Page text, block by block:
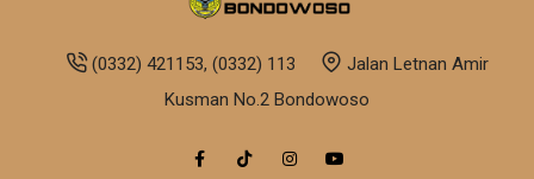
(0332) 421153, (0332) 113
Jalan Letnan Amir
Kusman No.2 Bondowoso